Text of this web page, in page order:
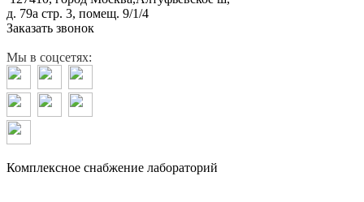
д. 79а стр. 3, помещ. 9/1/4
Заказать звонок
Мы в соцсетях:
Комплексное снабжение лабораторий